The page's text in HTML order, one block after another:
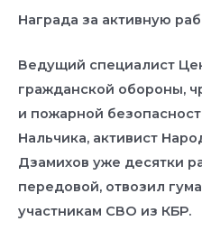
Награда за активную
Ведущий специалист
гражданской обороны,
и пожарной
Нальчика, активист
Дзамихов уже десятки
передовой, отвозил
участникам СВО из КБР.